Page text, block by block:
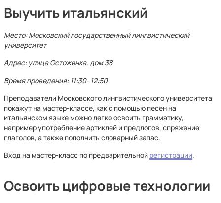
Выучить итальянский
Место: Московский государственный лингвистический
университет
Адрес: улица Остоженка, дом 38
Время проведения: 11:30–12:50
Преподаватели Московского лингвистического университета
покажут на мастер-классе, как с помощью песен на
итальянском языке можно легко освоить грамматику,
например употребление артиклей и предлогов, спряжение
глаголов, а также пополнить словарный запас.
Вход на мастер-класс по предварительной регистрации.
Освоить цифровые технологии